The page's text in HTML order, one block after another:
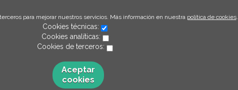
para mejorar nuestros servicios. Más información en nuestra política de cookies.
Cookies técnicas:
Cookies analíticas:
Cookies de terceros:
Aceptar
cookies